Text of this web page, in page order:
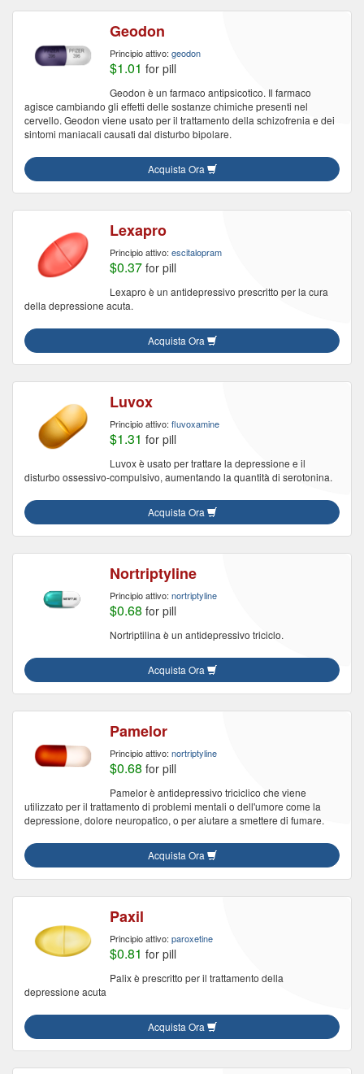
Geodon
Principio attivo: geodon
$1.01 for pill
Geodon è un farmaco antipsicotico. Il farmaco
agisce cambiando gli effetti delle sostanze chimiche presenti nel
cervello. Geodon viene usato per il trattamento della schizofrenia e dei
sintomi maniacali causati dal disturbo bipolare.
Acquista Ora
Lexapro
Principio attivo: escitalopram
$0.37 for pill
Lexapro è un antidepressivo prescritto per la cura
della depressione acuta.
Acquista Ora
Luvox
Principio attivo: fluvoxamine
$1.31 for pill
Luvox è usato per trattare la depressione e il
disturbo ossessivo-compulsivo, aumentando la quantità di serotonina.
Acquista Ora
Nortriptyline
Principio attivo: nortriptyline
$0.68 for pill
Nortriptilina è un antidepressivo triciclo.
Acquista Ora
Pamelor
Principio attivo: nortriptyline
$0.68 for pill
Pamelor è antidepressivo triciclico che viene
utilizzato per il trattamento di problemi mentali o dell'umore come la
depressione, dolore neuropatico, o per aiutare a smettere di fumare.
Acquista Ora
Paxil
Principio attivo: paroxetine
$0.81 for pill
Palix è prescritto per il trattamento della
depressione acuta
Acquista Ora